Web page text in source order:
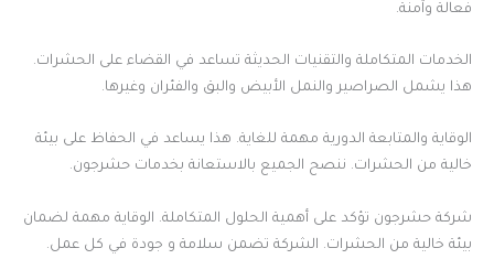
فعالة وآمنة.
الخدمات المتكاملة والتقنيات الحديثة تساعد في القضاء على الحشرات.
هذا يشمل الصراصير والنمل الأبيض والبق والفئران وغيرها.
الوقاية والمتابعة الدورية مهمة للغاية. هذا يساعد في الحفاظ على بيئة
خالية من الحشرات. ننصح الجميع بالاستعانة بخدمات حشرجون.
شركة حشرجون تؤكد على أهمية الحلول المتكاملة. الوقاية مهمة لضمان
بيئة خالية من الحشرات. الشركة تضمن سلامة و جودة في كل عمل.